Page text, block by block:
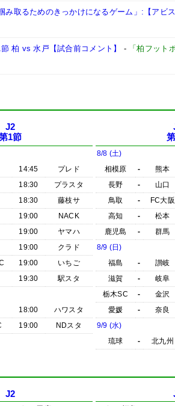
取るためのきっかけになるゲーム」:【アビス
柏 vs 水戸【試合前コメント】 -
「柏フット
J2
1節
14:45
プレド
18:30
プラスタ
18:30
藤枝サ
19:00
NACK
19:00
ヤマハ
19:00
クラド
19:00
いちご
19:30
駅スタ
18:00
ハワスタ
19:00 NDスタ
8/8 (土)
相模原
- 熊本
長野
- 山口
鳥取
- FC大阪
高知
- 松本
鹿児島
- 群馬
8/9 (日)
福島
- 讃岐
滋賀
- 岐阜
栃木SC
- 金沢
愛媛
- 奈良
9/9 (水)
琉球
- 北九州
J2